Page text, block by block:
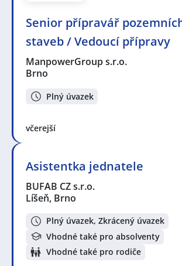
Senior přípravář
staveb / Vedoucí přípravy
ManpowerGroup s.r.o.
Brno
Plný úvazek
včerejší
Asistentka jednatele
BUFAB CZ s.r.o.
Líšeň, Brno
Plný úvazek, Zkrácený úvazek
Vhodné také pro absolventy
Vhodné také pro rodiče